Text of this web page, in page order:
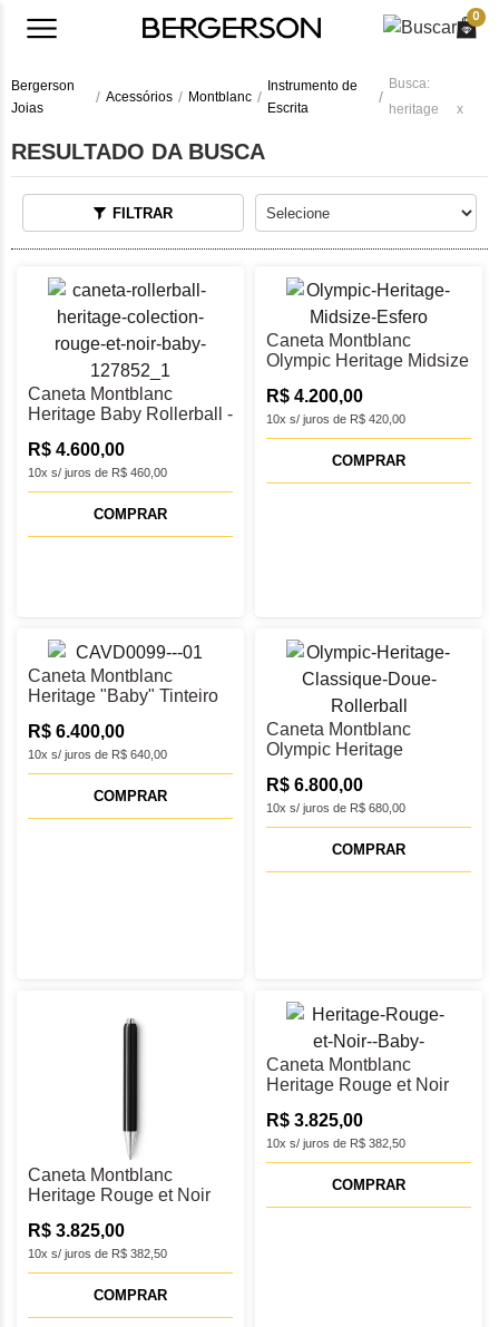
0
Bergerson
Joias
Acessórios Montblanc
Instrumento de
Escrita
Busca:
heritage
x
RESULTADO DA BUSCA
FILTRAR
Caneta Montblanc
Heritage Baby Rollerball -
10x s/ juros de R$ 460,00
R$ 4.600,00
COMPRAR
Caneta Montblanc
Olympic Heritage Midsize
MB131361
10x s/ juros de R$ 420,00
R$ 4.200,00
COMPRAR
Caneta Montblanc
Heritage "Baby" Tinteiro
10x s/ juros de R$ 640,00
R$ 6.400,00
COMPRAR
Caneta Montblanc
Olympic Heritage
Rollerball - MB131368
10x s/ juros de R$ 680,00
R$ 6.800,00
COMPRAR
Caneta Montblanc
Heritage Rouge et Noir
MB127853
10x s/ juros de R$ 382,50
R$ 3.825,00
COMPRAR
Caneta Montblanc
Heritage Rouge et Noir
MB128123
10x s/ juros de R$ 382,50
R$ 3.825,00
COMPRAR